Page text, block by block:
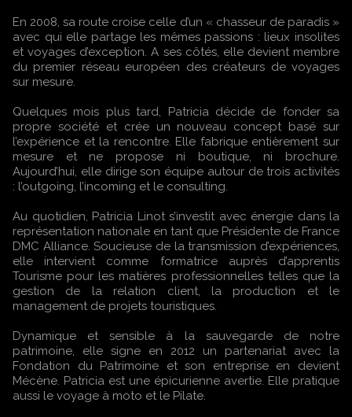
En 2008, sa route croise celle d’un « chasseur de paradis »
avec qui elle partage les mêmes passions : lieux insolites
et voyages d’exception. A ses côtés, elle devient membre
du premier réseau européen des créateurs de voyages
sur mesure.
Quelques mois plus tard, Patricia décide de fonder sa
propre société et crée un nouveau concept basé sur
l’expérience et la rencontre. Elle fabrique entièrement sur
mesure et ne propose ni boutique, ni brochure.
Aujourd’hui, elle dirige son équipe autour de trois activités
: l’outgoing, l’incoming et le consulting.
Au quotidien, Patricia Linot s’investit avec énergie dans la
représentation nationale en tant que Présidente de France
DMC Alliance. Soucieuse de la transmission d’expériences,
elle intervient comme formatrice auprès d’apprentis
Tourisme pour les matières professionnelles telles que la
gestion de la relation client, la production et le
management de projets touristiques.
Dynamique et sensible à la sauvegarde de notre
patrimoine, elle signe en 2012 un partenariat avec la
Fondation du Patrimoine et son entreprise en devient
Mécène. Patricia est une épicurienne avertie. Elle pratique
aussi le voyage à moto et le Pilate.